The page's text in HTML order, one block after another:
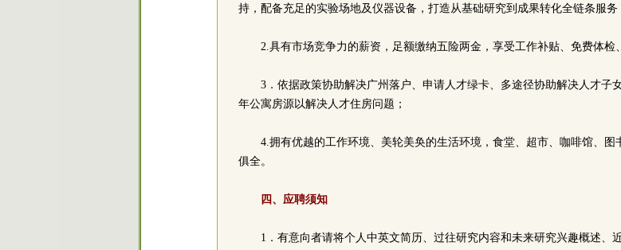
持，配备充足的实验场地及仪器设备，打造从基础研究到成果转化全链条服务
2.具有市场竞争力的薪资，足额缴纳五险两金，享受工作补贴、免费体检
3．依据政策协助解决广州落户、申请人才绿卡、多途径协助解决人才子
年公寓房源以解决人才住房问题；
4.拥有优越的工作环境、美轮美奂的生活环境，食堂、超市、咖啡馆、
俱全。
四、应聘须知
1．有意向者请将个人中英文简历、过往研究内容和未来研究兴趣概述、